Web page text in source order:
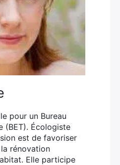
pour un Bureau
(BET). Écologiste
est de favoriser
rénovation
Elle participe